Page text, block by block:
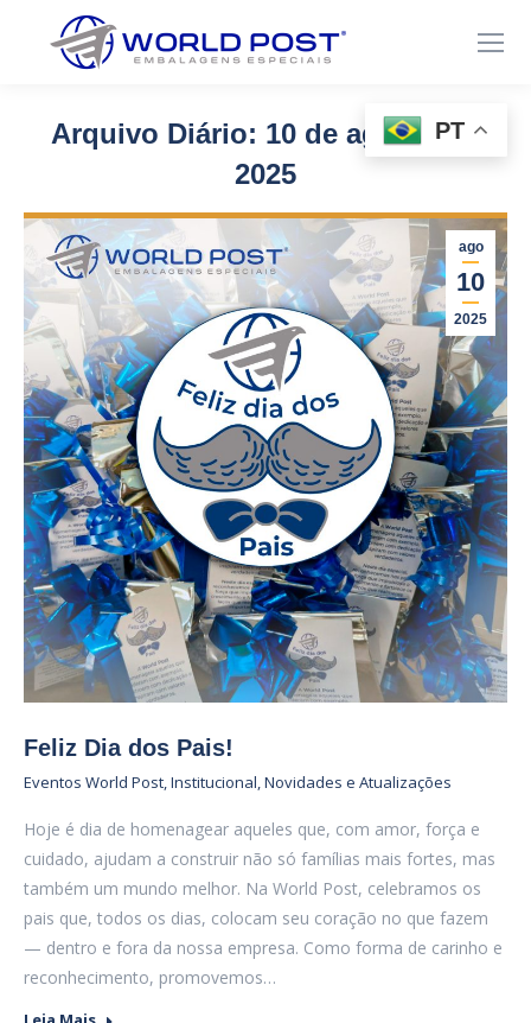
Arquivo Diário: 10 de agosto de
2025
Você está aqui:
ago
10
2025
Feliz Dia dos Pais!
Eventos World Post,Institucional,Novidades e Atualizações
Hoje é dia de homenagear aqueles que, com amor, força e
cuidado, ajudam a construir não só famílias mais fortes, mas
também um mundo melhor. Na World Post, celebramos os
pais que, todos os dias, colocam seu coração no que fazem
— dentro e fora da nossa empresa. Como forma de carinho e
reconhecimento, promovemos…
PT